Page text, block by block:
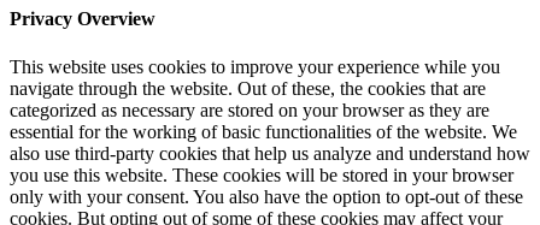
Privacy Overview
This website uses cookies to improve your experience while you
navigate through the website. Out of these, the cookies that are
categorized as necessary are stored on your browser as they are
essential for the working of basic functionalities of the website. We
also use third-party cookies that help us analyze and understand how
you use this website. These cookies will be stored in your browser
only with your consent. You also have the option to opt-out of these
cookies. But opting out of some of these cookies may affect your